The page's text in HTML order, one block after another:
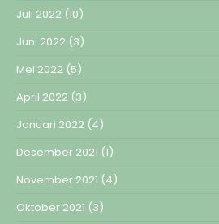
Juli 2022 (10)
Juni 2022 (3)
Mei 2022 (5)
April 2022 (3)
Januari 2022 (4)
Desember 2021 (1)
November 2021 (4)
Oktober 2021 (3)